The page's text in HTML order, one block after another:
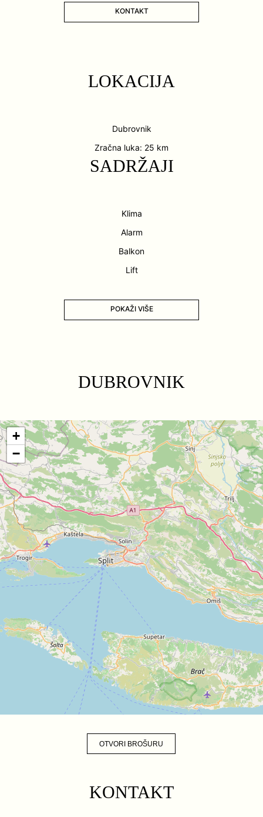
KONTAKT
LOKACIJA
Dubrovnik
Zračna luka: 25 km
SADRŽAJI
Klima
Alarm
Balkon
Lift
POKAŽI VIŠE
DUBROVNIK
+
−
OTVORI BROŠURU
KONTAKT